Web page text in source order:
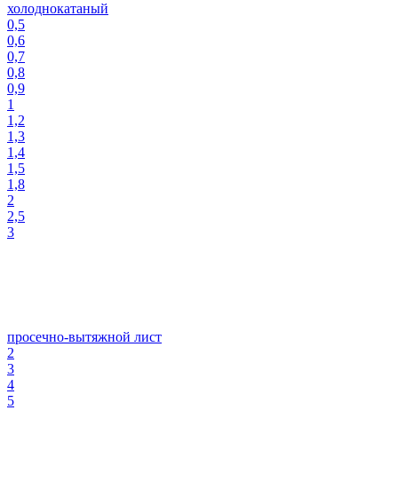
холоднокатаный
0,5
0,6
0,7
0,8
0,9
1
1,2
1,3
1,4
1,5
1,8
2
2,5
3
просечно-вытяжной лист
2
3
4
5